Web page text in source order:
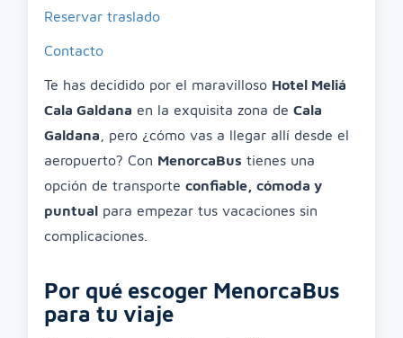
Reservar traslado
Contacto
Te has decidido por el maravilloso Hotel Meliá
Cala Galdana en la exquisita zona de Cala
Galdana , pero ¿cómo vas a llegar allí desde el
aeropuerto? Con MenorcaBus tienes una
opción de transporte confiable, cómoda y
puntual para empezar tus vacaciones sin
complicaciones.
Por qué escoger MenorcaBus
para tu viaje